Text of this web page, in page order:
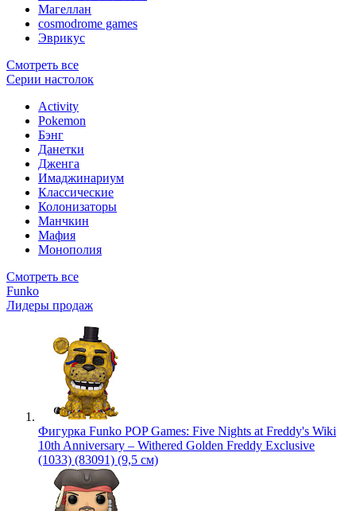
Магеллан
сosmodrome games
Эврикус
Смотреть все
Серии настолок
Activity
Pokemon
Бэнг
Данетки
Дженга
Имаджинариум
Классические
Колонизаторы
Манчкин
Мафия
Монополия
Смотреть все
Funko
Лидеры продаж
Фигурка Funko POP Games: Five Nights at Freddy's Wiki
10th Anniversary – Withered Golden Freddy Exclusive
(1033) (83091) (9,5 см)